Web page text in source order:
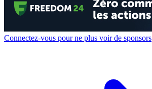
Connectez-vous pour ne plus voir de sponsors